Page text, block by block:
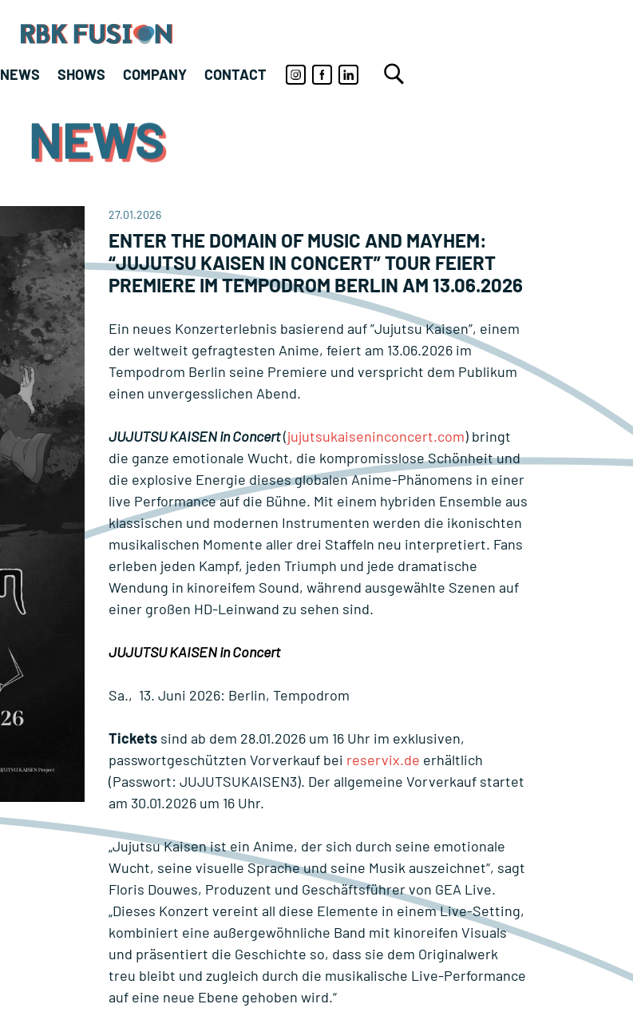
Konzertagentur
NEWS SHOWS COMPANY CONTACT
NEWS
27.01.2026
ENTER THE DOMAIN OF MUSIC AND MAYHEM:
“JUJUTSU KAISEN IN CONCERT” TOUR FEIERT
PREMIERE IM TEMPODROM BERLIN AM 13.06.2026
Ein neues Konzerterlebnis basierend auf ”Jujutsu Kaisen”, einem
der weltweit gefragtesten Anime, feiert am 13.06.2026 im
Tempodrom Berlin seine Premiere und verspricht dem Publikum
einen unvergesslichen Abend.
JUJUTSU KAISEN in Concert(jujutsukaiseninconcert.com) bringt
die ganze emotionale Wucht, die kompromisslose Schönheit und
die explosive Energie dieses globalen Anime-Phänomens in einer
live Performance auf die Bühne. Mit einem hybriden Ensemble aus
klassischen und modernen Instrumenten werden die ikonischten
musikalischen Momente aller drei Staffeln neu interpretiert. Fans
erleben jeden Kampf, jeden Triumph und jede dramatische
Wendung in kinoreifem Sound, während ausgewählte Szenen auf
einer großen HD-Leinwand zu sehen sind.
JUJUTSU KAISEN in Concert
Sa., 13. Juni 2026: Berlin, Tempodrom
Tickets sind ab dem 28.01.2026 um 16 Uhr im exklusiven,
passwortgeschützten Vorverkauf bei reservix.de erhältlich
(Passwort: JUJUTSUKAISEN3). Der allgemeine Vorverkauf startet
am 30.01.2026 um 16 Uhr.
„Jujutsu Kaisen ist ein Anime, der sich durch seine emotionale
Wucht, seine visuelle Sprache und seine Musik auszeichnet“, sagt
Floris Douwes, Produzent und Geschäftsführer von GEA Live.
„Dieses Konzert vereint all diese Elemente in einem Live-Setting,
kombiniert eine außergewöhnliche Band mit kinoreifen Visuals
und präsentiert die Geschichte so, dass sie dem Originalwerk
treu bleibt und zugleich durch die musikalische Live-Performance
auf eine neue Ebene gehoben wird.“